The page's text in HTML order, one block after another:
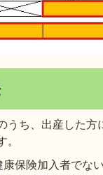
うち、出産した
。
保険加入者でな